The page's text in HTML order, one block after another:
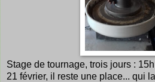
Stage de tournage, trois jours :
21 février, il reste une place... qui